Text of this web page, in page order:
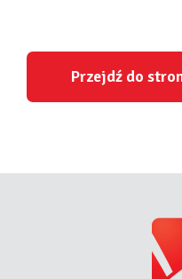
Przejdź do